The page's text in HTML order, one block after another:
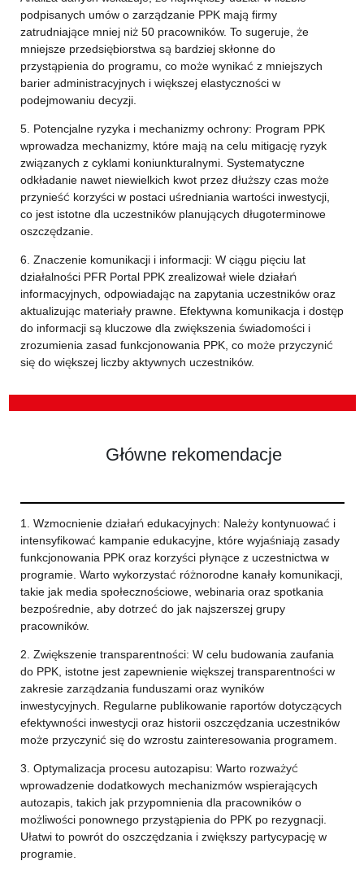
podpisanych umów o zarządzanie PPK mają firmy
zatrudniające mniej niż 50 pracowników. To sugeruje, że
mniejsze przedsiębiorstwa są bardziej skłonne do
przystąpienia do programu, co może wynikać z mniejszych
barier administracyjnych i większej elastyczności w
podejmowaniu decyzji.
5. Potencjalne ryzyka i mechanizmy ochrony: Program PPK
wprowadza mechanizmy, które mają na celu mitigację ryzyk
związanych z cyklami koniunkturalnymi. Systematyczne
odkładanie nawet niewielkich kwot przez dłuższy czas może
przynieść korzyści w postaci uśredniania wartości inwestycji,
co jest istotne dla uczestników planujących długoterminowe
oszczędzanie.
6. Znaczenie komunikacji i informacji: W ciągu pięciu lat
działalności PFR Portal PPK zrealizował wiele działań
informacyjnych, odpowiadając na zapytania uczestników oraz
aktualizując materiały prawne. Efektywna komunikacja i dostęp
do informacji są kluczowe dla zwiększenia świadomości i
zrozumienia zasad funkcjonowania PPK, co może przyczynić
się do większej liczby aktywnych uczestników.
Główne rekomendacje
1. Wzmocnienie działań edukacyjnych: Należy kontynuować i
intensyfikować kampanie edukacyjne, które wyjaśniają zasady
funkcjonowania PPK oraz korzyści płynące z uczestnictwa w
programie. Warto wykorzystać różnorodne kanały komunikacji,
takie jak media społecznościowe, webinaria oraz spotkania
bezpośrednie, aby dotrzeć do jak najszerszej grupy
pracowników.
2. Zwiększenie transparentności: W celu budowania zaufania
do PPK, istotne jest zapewnienie większej transparentności w
zakresie zarządzania funduszami oraz wyników
inwestycyjnych. Regularne publikowanie raportów dotyczących
efektywności inwestycji oraz historii oszczędzania uczestników
może przyczynić się do wzrostu zainteresowania programem.
3. Optymalizacja procesu autozapisu: Warto rozważyć
wprowadzenie dodatkowych mechanizmów wspierających
autozapis, takich jak przypomnienia dla pracowników o
możliwości ponownego przystąpienia do PPK po rezygnacji.
Ułatwi to powrót do oszczędzania i zwiększy partycypację w
programie.